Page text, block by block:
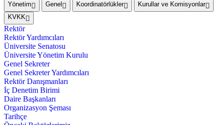
Yönetim Genel Koordinatörlükler
Kurullar ve Komisyonlar
KVKK
Rektör
Rektör Yardımcıları
Üniversite Senatosu
Üniversite Yönetim Kurulu
Genel Sekreter
Genel Sekreter Yardımcıları
Rektör Danışmanları
İç Denetim Birimi
Daire Başkanları
Organizasyon Şeması
Tarihçe